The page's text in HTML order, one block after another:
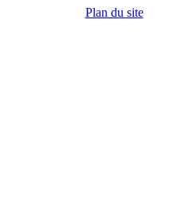
Plan du site